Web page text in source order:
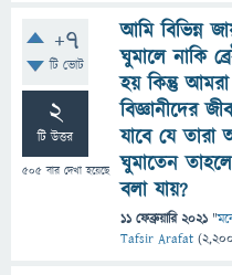
+7
টি ভোট
2
টি উত্তর
505 বার দেখা হয়েছে
আমি বিভিন্ন
ঘুমালে নাকি
হয় কিন্তু
বিজ্ঞানীদের
যাবে যে
ঘুমাতেন
বলা যায়?
11 ফেব্রুয়ারি 2021 "
Tafsir Arafat (2,200